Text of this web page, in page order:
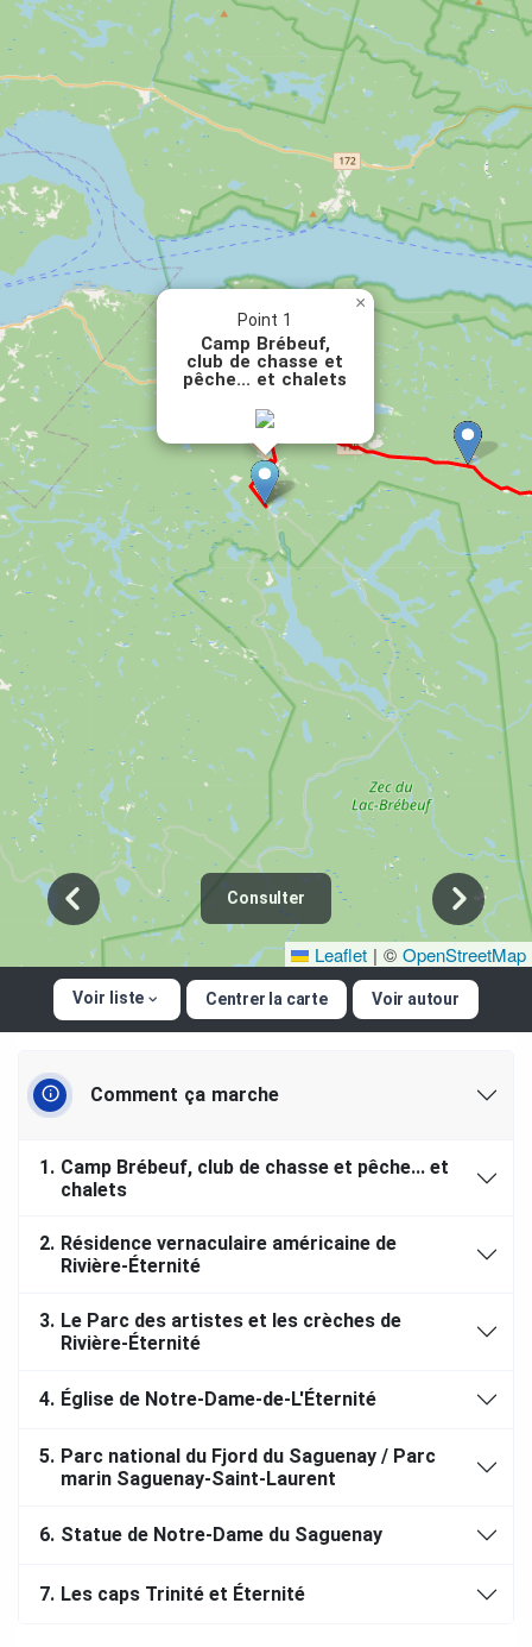
partagé leurs souvenirs et leurs photographies.
SOURCES INFORMATION, ARCHIVES ET PHOTOS
La liste complète des références bibliographiques
vous sera partagée sur demande. Pour y avoir
accès, communiquez avec l'agent.e de
développement en patrimoine immobilier à la MRC
du Fjord-du-Saguenay sur https://mrc-
fjord.qc.ca/nous-joindre/
Comment ça marche
1. Camp Brébeuf, club de chasse et pêche... et
chalets
2. Résidence vernaculaire américaine de
Rivière-Éternité
3. Le Parc des artistes et les crèches de
Rivière-Éternité
4. Église de Notre-Dame-de-L'Éternité
5. Parc national du Fjord du Saguenay / Parc
marin Saguenay-Saint-Laurent
6. Statue de Notre-Dame du Saguenay
7. Les caps Trinité et Éternité
Point 1
Camp Brébeuf,
club de chasse et
pêche... et chalets
×
Leaflet | © OpenStreetMap
Consulter
Voir liste Centrer la carte Voir autour